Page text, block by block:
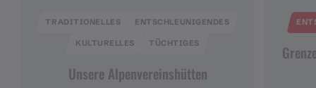
TRADITIONELLES ENTSCHLEUNIGENDES
KULTURELLES TÜCHTIGES
Unsere Alpenvereinshütten